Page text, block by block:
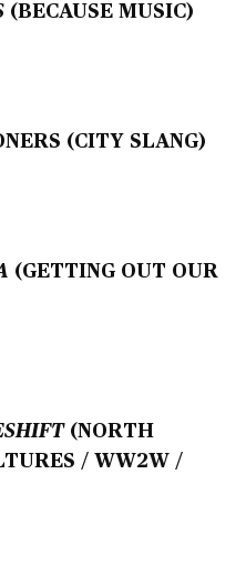
(BECAUSE MUSIC)
(CITY SLANG)
(GETTING OUT OUR
(NORTH
/ WW2W /